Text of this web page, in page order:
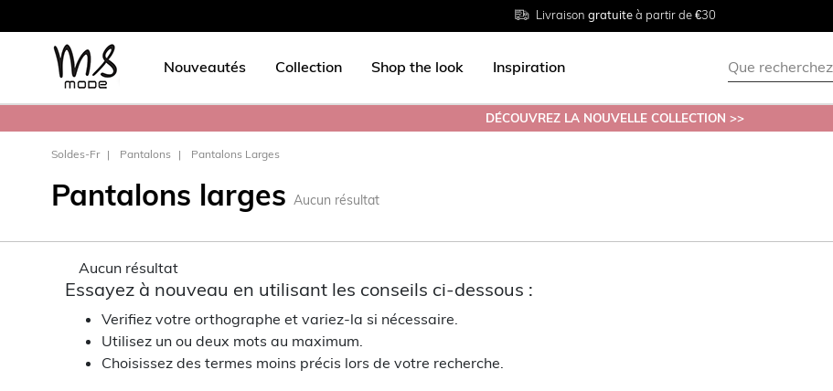
Livraison gratuiteà partir de €30
Tailles du38 au 54
Retourgratuit en magasin
Nouveautés Collection Shop the look Inspiration
DÉCOUVREZ LA NOUVELLE COLLECTION >>
Soldes-Fr Pantalons Pantalons Larges
Pantalons larges Aucun résultat
Aucun résultat
Essayez à nouveau en utilisant les conseils ci-dessous :
Verifiez votre orthographe et variez-la si nécessaire.
Utilisez un ou deux mots au maximum.
Choisissez des termes moins précis lors de votre recherche.